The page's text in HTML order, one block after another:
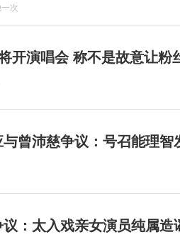
次
开演唱会 称不是故意让粉
曾沛慈争议：号召能理智
：太入戏亲女演员纯属造